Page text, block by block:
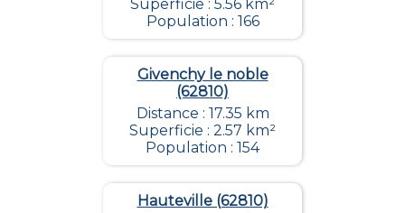
Superficie : 5.56 km²
Population : 166
Givenchy le noble
(62810)
Distance : 17.35 km
Superficie : 2.57 km²
Population : 154
Hauteville (62810)